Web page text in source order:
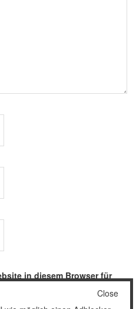
in diesem Browser für
Close